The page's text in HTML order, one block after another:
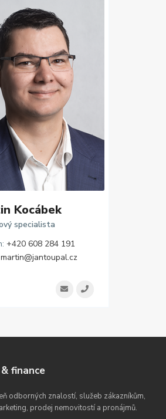
Kocábek
specialista
+420 608 284 191
martin@jantoupal.cz
finance
odborných znalostí, služeb zákazníkům,
prodej nemovitostí a pronájmů.